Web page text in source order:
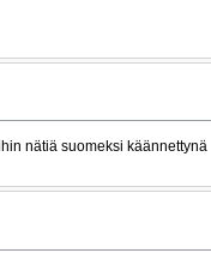
nätiä suomeksi käännettynä